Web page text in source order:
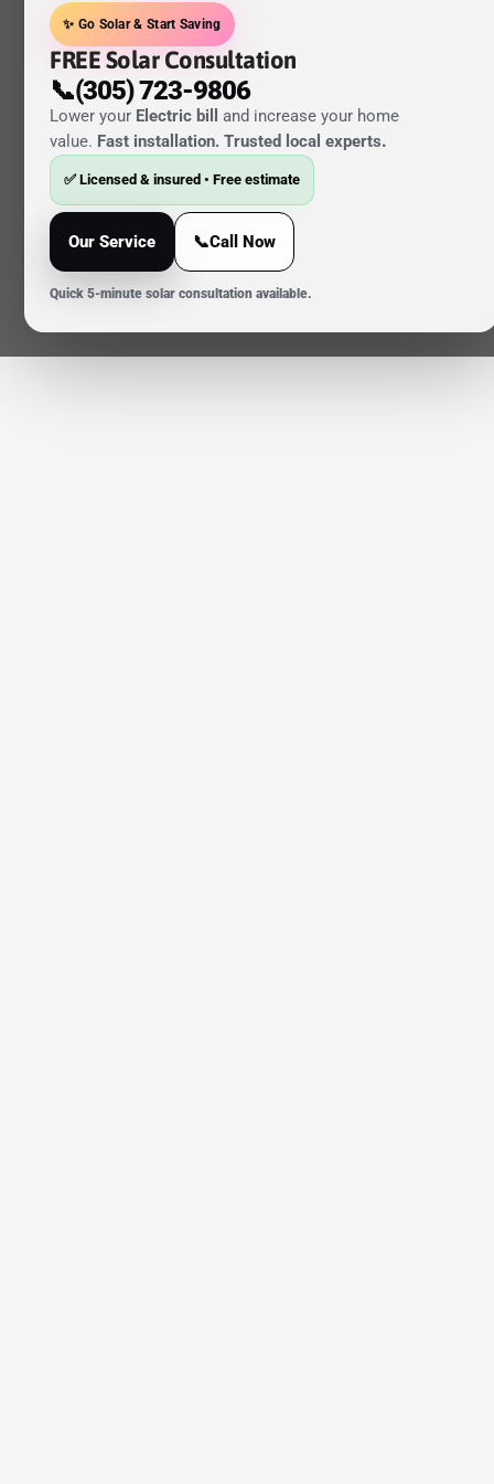
✨ Go Solar & Start Saving
FREE Solar Consultation
📞(305) 723-9806
Lower your Electric bill
and increase your home
value. Fast installation. Trusted local experts.
✅ Licensed & insured • Free estimate
Our Service 📞Call Now
Quick 5-minute solar consultation available.